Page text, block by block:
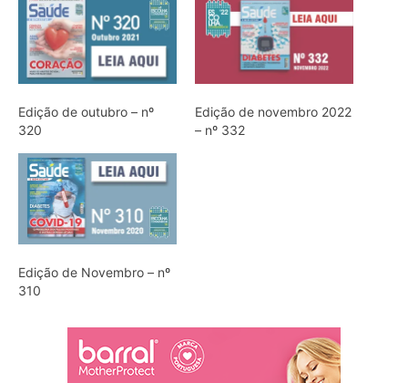
Edição de outubro – nº
320
Edição de novembro 2022
– nº 332
Edição de Novembro – nº
310